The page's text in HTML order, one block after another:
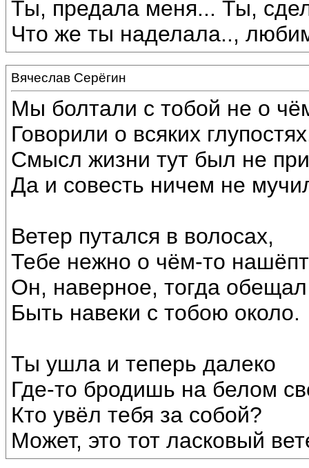
Ты, предала меня... Ты,
Что же ты наделала..,
Вячеслав Серёгин
Мы болтали с тобой не о
Говорили о всяких
Смысл жизни тут был не
Да и совесть ничем не
Ветер путался в волосах,
Тебе нежно о чём-то
Он, наверное, тогда обещал
Быть навеки с тобою около.
Ты ушла и теперь далеко
Где-то бродишь на белом
Кто увёл тебя за собой?
Может, это тот ласковый